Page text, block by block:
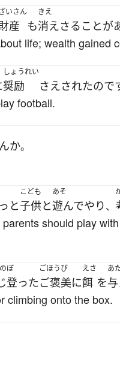
いさん
産 も
きえ
消えさる ことが
life; wealth gained
しょうれい
奨励 さえされたので
football.
か。
と
こども
子供と
あそ
遊んでやり、
should play
ぼ
登った
ごほうび
ご褒美に
えさ
餌 を
あ
climbing onto the box.